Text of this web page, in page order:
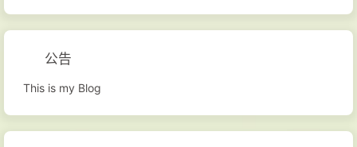
公告
This is my Blog